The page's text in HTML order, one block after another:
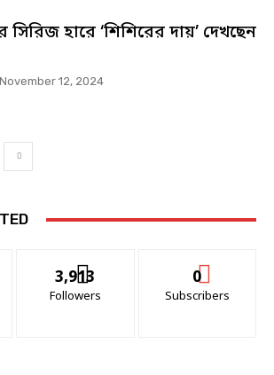
হারে ‘শিশিরের দায়’ দেখছেন
November 12, 2024
3,913
Followers
0
Subscribers